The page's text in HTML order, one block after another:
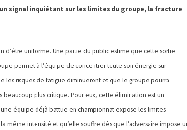
signal inquiétant sur les limites du groupe, la fracture
d’être uniforme. Une partie du public estime que cette sortie
permet à l’équipe de concentrer toute son énergie sur
les risques de fatigue diminueront et que le groupe pourra
beaucoup plus critique. Pour eux, cette élimination est un
équipe déjà battue en championnat expose les limites
même intensité et qu’elle souffre dès que l’adversaire impose